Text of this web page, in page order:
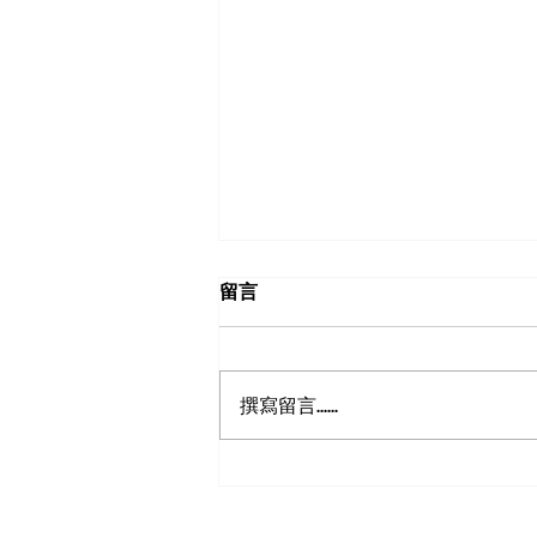
留言
撰寫留言......